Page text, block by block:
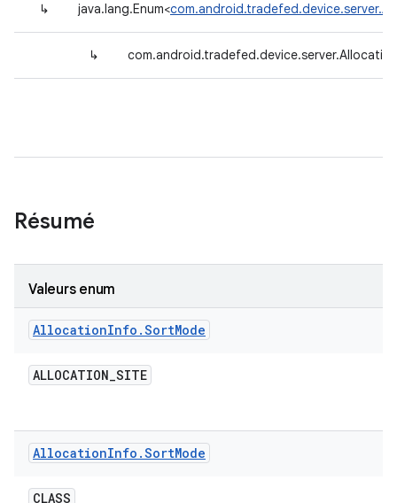
↳ java.lang.Enum<
↳
Résumé
Valeurs enum
AllocationInfo .SortMode
ALLOCATION_SITE
AllocationInfo .SortMode
CLASS